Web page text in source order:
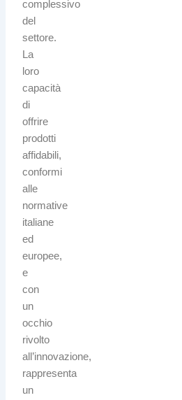
complessivo
del
settore.
La
loro
capacità
di
offrire
prodotti
affidabili,
conformi
alle
normative
italiane
ed
europee,
e
con
un
occhio
rivolto
all’innovazione,
rappresenta
un